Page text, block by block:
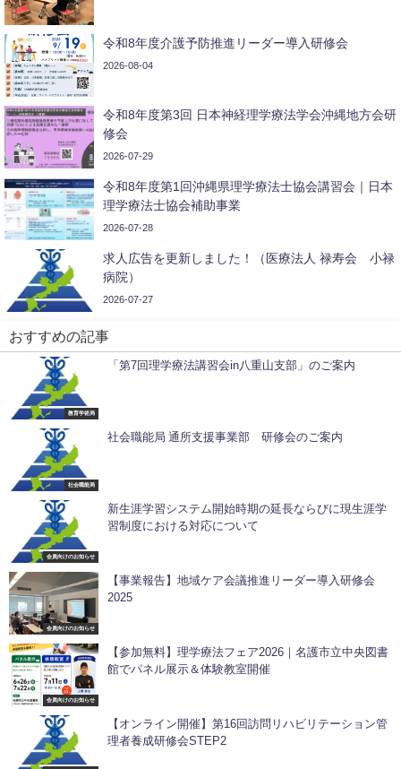
令和8年度介護予防推進リーダー導入研修会
2026-08-04
令和8年度第3回 日本神経理学療法学会沖縄地方会研
修会
2026-07-29
令和8年度第1回沖縄県理学療法士協会講習会｜日本
理学療法士協会補助事業
2026-07-28
求人広告を更新しました！（医療法人 禄寿会 小禄
病院）
2026-07-27
おすすめの記事
教育学術局
「第7回理学療法講習会in八重山支部」のご案内
社会職能局
社会職能局 通所支援事業部 研修会のご案内
会員向けのお知らせ
新生涯学習システム開始時期の延長ならびに現生涯学
習制度における対応について
会員向けのお知らせ
【事業報告】地域ケア会議推進リーダー導入研修会
2025
会員向けのお知らせ
【参加無料】理学療法フェア2026｜名護市立中央図書
館でパネル展示＆体験教室開催
【オンライン開催】第16回訪問リハビリテーション管
理者養成研修会STEP2